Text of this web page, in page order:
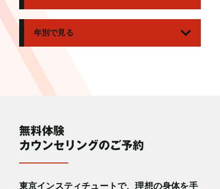
年別で見る
東京インスティチュートで、理想の身体を手